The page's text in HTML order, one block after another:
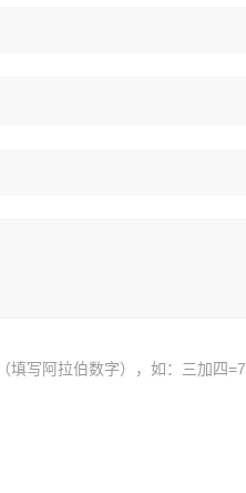
填写阿拉伯数字），如：三加四=7